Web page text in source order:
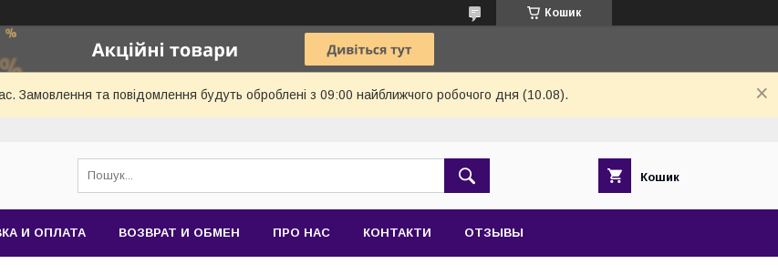
Кошик
Замовлення та повідомлення будуть оброблені з 09:00 найближчого робочого дня (10.08).
Кошик
И ОПЛАТА ВОЗВРАТ И ОБМЕН ПРО НАС КОНТАКТИ ОТЗЫВЫ